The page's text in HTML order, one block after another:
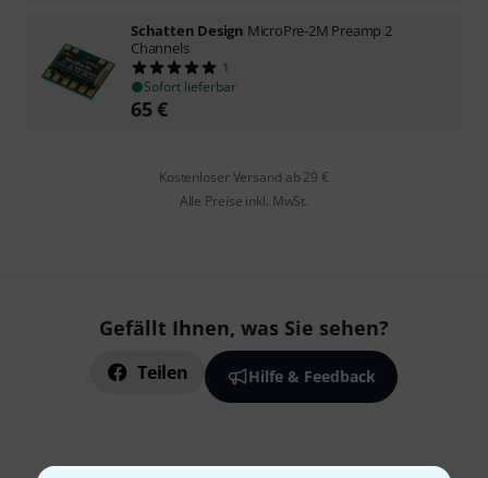
Schatten Design MicroPre-2M Preamp 2
Channels
1
Sofort lieferbar
65€
Kostenloser Versand ab 29 €
Alle Preise inkl. MwSt.
Gefällt Ihnen, was Sie sehen?
Teilen Hilfe & Feedback